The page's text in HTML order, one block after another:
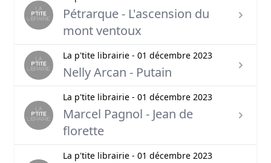
Pétrarque - L'ascension du
mont ventoux
La p'tite librairie - 01 décembre 2023
Nelly Arcan - Putain
La p'tite librairie - 01 décembre 2023
Marcel Pagnol - Jean de
florette
La p'tite librairie - 01 décembre 2023